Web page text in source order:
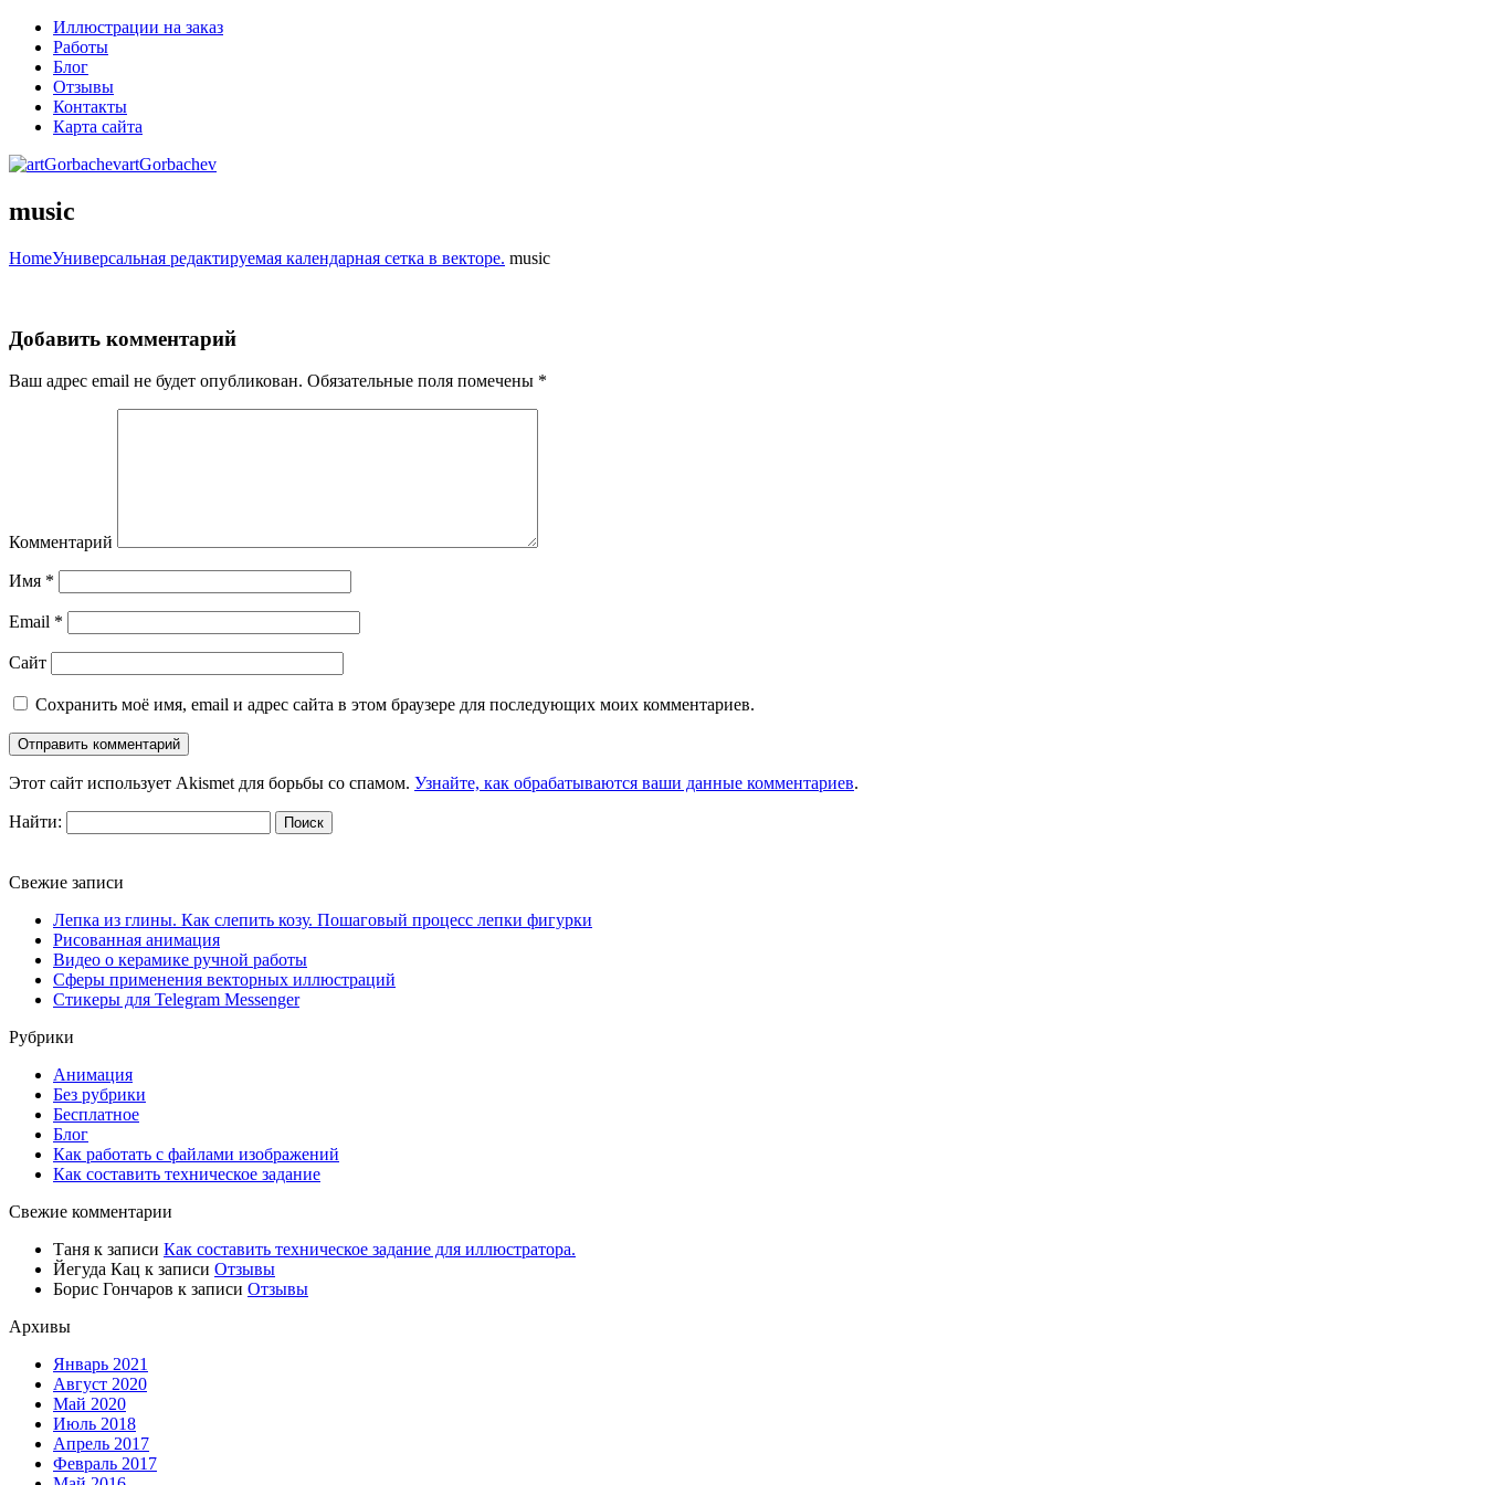
Иллюстрации на заказ
Работы
Блог
Отзывы
Контакты
Карта сайта
artGorbachev
music
HomeУниверсальная редактируемая календарная сетка в векторе. music
Добавить комментарий
Ваш адрес email не будет опубликован. Обязательные поля помечены *
Комментарий
Имя *
Email *
Сайт
Сохранить моё имя, email и адрес сайта в этом браузере для последующих моих комментариев.
Этот сайт использует Akismet для борьбы со спамом. Узнайте, как обрабатываются ваши данные комментариев.
Найти:
Свежие записи
Лепка из глины. Как слепить козу. Пошаговый процесс лепки фигурки
Рисованная анимация
Видео о керамике ручной работы
Сферы применения векторных иллюстраций
Стикеры для Telegram Messenger
Рубрики
Анимация
Без рубрики
Бесплатное
Блог
Как работать с файлами изображений
Как составить техническое задание
Свежие комментарии
Таня к записи Как составить техническое задание для иллюстратора.
Йегуда Кац к записи Отзывы
Борис Гончаров к записи Отзывы
Архивы
Январь 2021
Август 2020
Май 2020
Июль 2018
Апрель 2017
Февраль 2017